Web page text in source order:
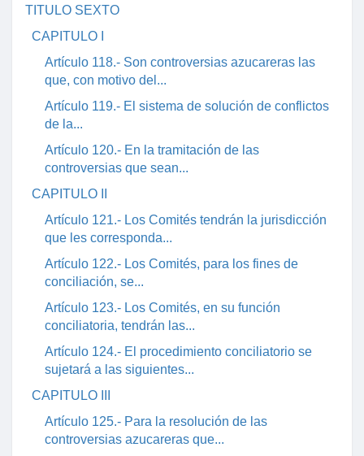
TITULO SEXTO
CAPITULO I
Artículo 118.- Son controversias azucareras las
que, con motivo del...
Artículo 119.- El sistema de solución de conflictos
de la...
Artículo 120.- En la tramitación de las
controversias que sean...
CAPITULO II
Artículo 121.- Los Comités tendrán la jurisdicción
que les corresponda...
Artículo 122.- Los Comités, para los fines de
conciliación, se...
Artículo 123.- Los Comités, en su función
conciliatoria, tendrán las...
Artículo 124.- El procedimiento conciliatorio se
sujetará a las siguientes...
CAPITULO III
Artículo 125.- Para la resolución de las
controversias azucareras que...